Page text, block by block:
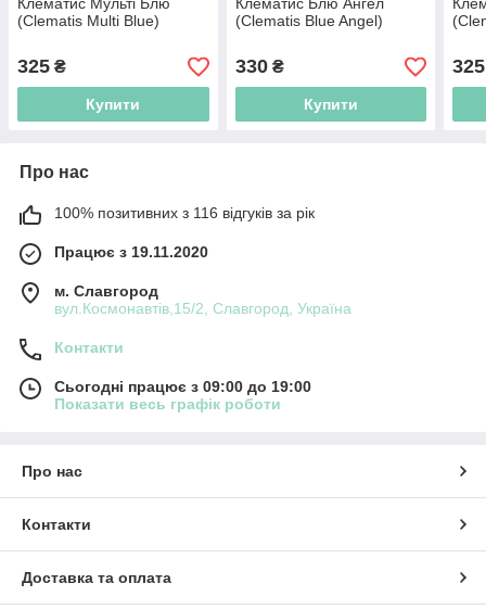
Клематис Мульті Блю
(Clematis Multi Blue)
325 ₴
Купити
Клематис Блю Ангел
(Clematis Blue Angel)
330₴
Купити
325
Про нас
100% позитивних з 116 відгуків за рік
Працює з 19.11.2020
м. Славгород
вул.Космонавтів,15/2, Славгород, Україна
Контакти
Сьогодні працює з 09:00 до 19:00
Показати весь графік роботи
Про нас
Контакти
Доставка та оплата